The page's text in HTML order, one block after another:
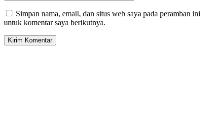
Simpan nama, email, dan situs web saya pada peramban ini
untuk komentar saya berikutnya.